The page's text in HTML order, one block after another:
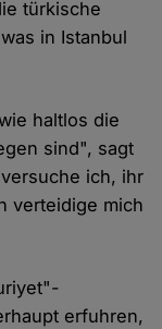
türkische
in Istanbul
haltlos die
sind", sagt
ich, ihr
verteidige mich
erfuhren,